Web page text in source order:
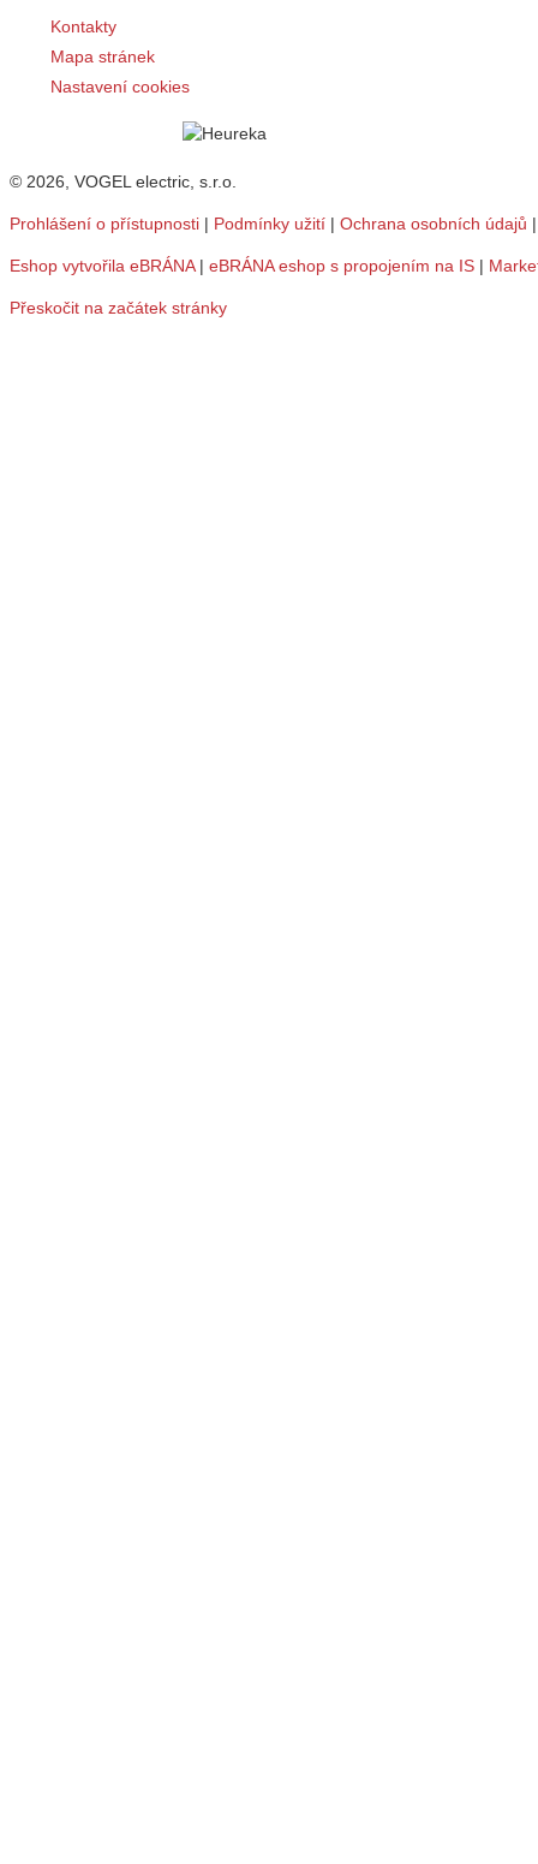
Kontakty
Mapa stránek
Nastavení cookies
© 2026, VOGEL electric, s.r.o.
Prohlášení o přístupnosti | Podmínky užití | Ochrana osobních údajů
Eshop vytvořila eBRÁNA| eBRÁNA eshop s propojením na IS |
Přeskočit na začátek stránky